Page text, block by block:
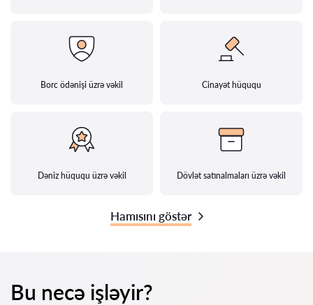
Borc ödənişi üzrə vəkil Cinayət hüququ
Dəniz hüququ üzrə vəkil Dövlət satınalmaları üzrə vəkil
Hamısını göstər
Bu necə işləyir?